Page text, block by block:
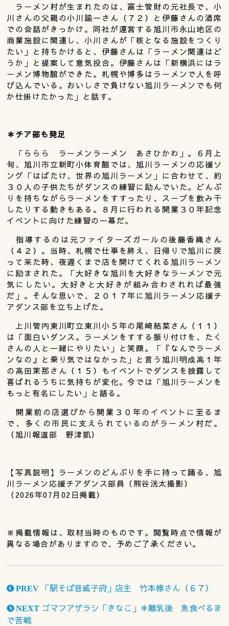
ラーメン村が生まれたのは、富士管財の元社長で、小
川さんの父親の小川諭一さん（７２）と伊藤さんの酒席
での会話がきっかけ。同社が運営する旭川市永山地区の
商業施設に関連し、小川さんが「核となる施設をつくり
たい」と持ちかけると、伊藤さんは「ラーメン関連はど
うか」と提案して意気投合。伊藤さんは「新横浜にはラ
ーメン博物館ができた。札幌や博多はラーメンで人を呼
び込んでいる。おいしさで負けない旭川ラーメンでも何
か仕掛けたかった」と話す。
＊チア部も発足
「ららら ラーメンラーメン あさひかわ」。６月上
旬、旭川市立新町小体育館では、旭川ラーメンの応援ソ
ング「はばたけ、世界の旭川ラーメン」に合わせて、約
３０人の子供たちがダンスの練習に励んでいた。どんぶ
りを持ちながらラーメンをすすったり、スープを飲み干
したりする動きもある。８月に行われる開業３０年記念
イベントに向けた練習の一幕だ。
指導するのは元ファイターズガールの後藤香織さん
（４２）。当時、札幌で仕事を終え、日帰りで旭川に戻
って来た時、夜遅くまで店を開けてくれる旭川ラーメン
に励まされた。「大好きな旭川を大好きなラーメンで元
気にしたい。大好きと大好きが組み合わされれば最強
だ」。そんな思いで、２０１７年に旭川ラーメン応援チ
アダンス部を立ち上げた。
上川管内東川町立東川小５年の尾崎結菜さん（１１）
は「面白いダンス。ラーメンをすする振り付けを、たく
さんの人と一緒にやりたい」と笑顔。「『なんでラーメ
ンなの』と乗り気ではなかった」と言う旭川明成高１年
の高田茉那さん（１５）もイベントでダンスを披露して
喜ばれるうちに気持ちが変化。今では「旭川ラーメンを
もっと有名にしたい」と語る。
開業前の店選びから開業３０年のイベントに至るま
で、多くの市民に支えられているのがラーメン村だ。
（旭川報道部 野津凱）
【写真説明】ラーメンのどんぶりを手に持って踊る、旭
川ラーメン応援チアダンス部員（熊谷洸太撮影）
（2026年07月02日掲載）
※掲載情報は、取材当時のものです。閲覧時点で情報が
異なる場合がありますので、予めご了承ください。
PREV 「駅そば音威子府」店主 竹本修さん（６７）
NEXT ゴマフアザラシ「きなこ」＊離乳後 魚食べるま
で苦戦